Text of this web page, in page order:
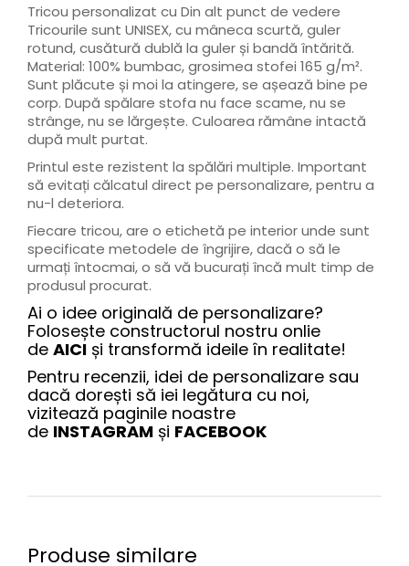
Tricou personalizat cu Din alt punct de vedere
Tricourile sunt UNISEX, cu mâneca scurtă, guler
rotund, cusătură dublă la guler și bandă întărită.
Material: 100% bumbac, grosimea stofei 165 g/m².
Sunt plăcute și moi la atingere, se așează bine pe
corp. După spălare stofa nu face scame, nu se
strânge, nu se lărgește. Culoarea rămâne intactă
după mult purtat.
Printul este rezistent la spălări multiple. Important
să evitați călcatul direct pe personalizare, pentru a
nu-l deteriora.
Fiecare tricou, are o etichetă pe interior unde sunt
specificate metodele de îngrijire, dacă o să le
urmați întocmai, o să vă bucurați încă mult timp de
produsul procurat.
Ai o idee originală de personalizare?
Folosește constructorul nostru onlie
de AICI și transformă ideile în realitate!
Pentru recenzii, idei de personalizare sau
dacă dorești să iei legătura cu noi,
vizitează paginile noastre
de INSTAGRAM și FACEBOOK
Produse similare